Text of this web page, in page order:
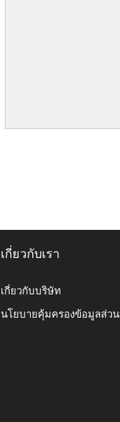
เกี่ยวกับเรา
เกี่ยวกับบริษัท
นโยบายคุ้มครองข้อมูลส่ว